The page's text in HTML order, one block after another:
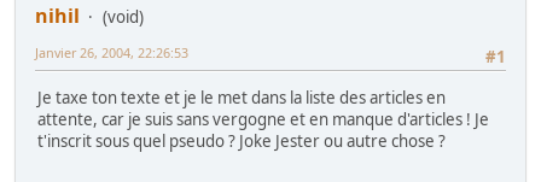
nihil
(void)
#1
Janvier 26, 2004, 22:26:53
Je taxe ton texte et je le met dans la liste des articles en
attente, car je suis sans vergogne et en manque d'articles ! Je
t'inscrit sous quel pseudo ? Joke Jester ou autre chose ?